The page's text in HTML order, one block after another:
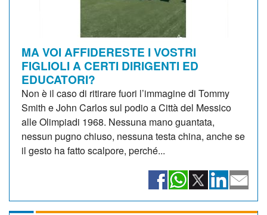
MA VOI AFFIDERESTE I VOSTRI
FIGLIOLI A CERTI DIRIGENTI ED
EDUCATORI?
Non è il caso di ritirare fuori l’immagine di Tommy
Smith e John Carlos sul podio a Città del Messico
alle Olimpiadi 1968. Nessuna mano guantata,
nessun pugno chiuso, nessuna testa china, anche se
il gesto ha fatto scalpore, perché...